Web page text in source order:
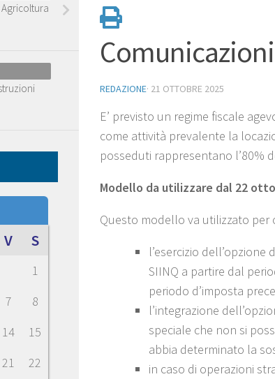
REDAZIONE· 21 OTTOBRE 2025
E’ previsto un regime fiscale
come attività prevalente la
posseduti rappresentano l’80%
Modello da utilizzare dal 22
Questo modello va utilizzato per
l’esercizio
SIINQ a partire dal
periodo d’imposta
l’integrazione
speciale che non si
abbia determinato la
in caso di operazioni
Agricoltura
V S
1
7
8
14
15
21
22